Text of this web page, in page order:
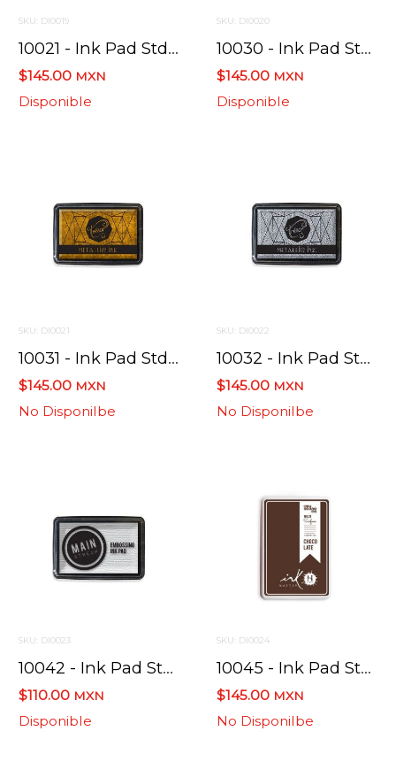
SKU: DI0019
10021 - Ink Pad Std Hybrido Black
$145.00 MXN
Disponible
SKU: DI0020
10030 - Ink Pad Std Ink Master Oro Metalico
$145.00 MXN
Disponible
SKU: DI0021
10031 - Ink Pad Std Ink Master Oro Rojizo Metali
$145.00 MXN
No Disponilbe
SKU: DI0022
10032 - Ink Pad Std Ink Master Plata Metalico
$145.00 MXN
No Disponilbe
SKU: DI0023
10042 - Ink Pad Std Embossing Ink Clear
$110.00 MXN
Disponible
SKU: DI0024
10045 - Ink Pad Std Hybrido Chocolate
$145.00 MXN
No Disponilbe